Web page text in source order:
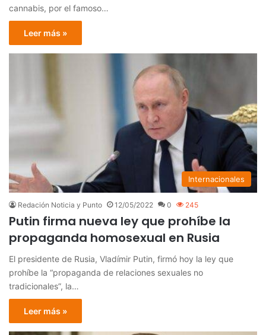
cannabis, por el famoso…
Leer más »
Internacionales
Redación Noticia y Punto 12/05/2022 0 245
Putin firma nueva ley que prohíbe la
propaganda homosexual en Rusia
El presidente de Rusia, Vladímir Putin, firmó hoy la ley que
prohíbe la “propaganda de relaciones sexuales no
tradicionales”, la…
Leer más »